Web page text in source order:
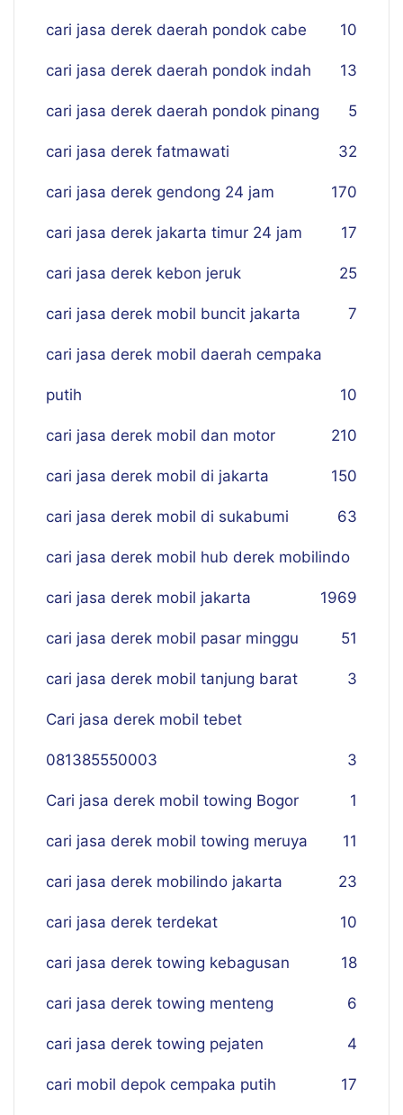
cari jasa derek daerah pondok cabe 10
cari jasa derek daerah pondok indah 13
cari jasa derek daerah pondok pinang 5
cari jasa derek fatmawati 32
cari jasa derek gendong 24 jam 170
cari jasa derek jakarta timur 24 jam 17
cari jasa derek kebon jeruk 25
cari jasa derek mobil buncit jakarta 7
cari jasa derek mobil daerah cempaka
putih 10
cari jasa derek mobil dan motor 210
cari jasa derek mobil di jakarta 150
cari jasa derek mobil di sukabumi 63
cari jasa derek mobil hub derek mobilindo
69
cari jasa derek mobil jakarta 19
cari jasa derek mobil pasar minggu 51
cari jasa derek mobil tanjung barat 3
Cari jasa derek mobil tebet
081385550003 3
Cari jasa derek mobil towing Bogor 1
cari jasa derek mobil towing meruya 11
cari jasa derek mobilindo jakarta 23
cari jasa derek terdekat 10
cari jasa derek towing kebagusan 18
cari jasa derek towing menteng 6
cari jasa derek towing pejaten 4
cari mobil depok cempaka putih 17